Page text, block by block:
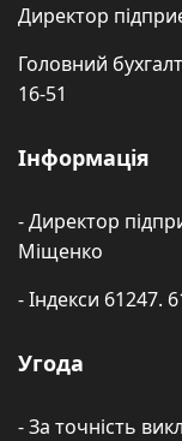
Директор
Головний
16-51
Інформація
- Директор
Міщенко
- Індекси 61247.
Угода
- За точність